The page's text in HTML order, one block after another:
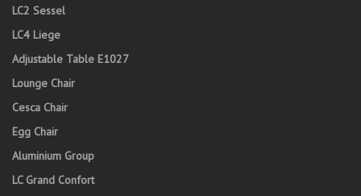
LC2 Sessel
LC4 Liege
Adjustable Table E1027
Lounge Chair
Cesca Chair
Egg Chair
Aluminium Group
LC Grand Confort